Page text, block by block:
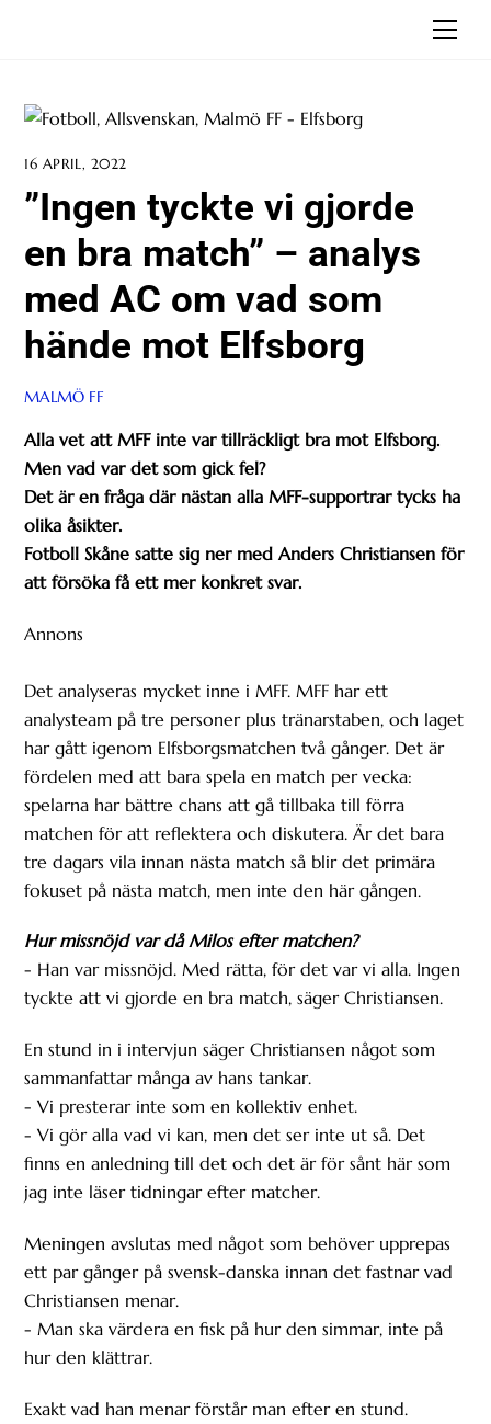
16 APRIL, 2022
”Ingen tyckte vi gjorde
en bra match” – analys
med AC om vad som
hände mot Elfsborg
MALMÖ FF
Alla vet att MFF inte var tillräckligt bra mot Elfsborg.
Men vad var det som gick fel?
Det är en fråga där nästan alla MFF-supportrar tycks ha
olika åsikter.
Fotboll Skåne satte sig ner med Anders Christiansen för
att försöka få ett mer konkret svar.
Annons
Det analyseras mycket inne i MFF. MFF har ett
analysteam på tre personer plus tränarstaben, och laget
har gått igenom Elfsborgsmatchen två gånger. Det är
fördelen med att bara spela en match per vecka:
spelarna har bättre chans att gå tillbaka till förra
matchen för att reflektera och diskutera. Är det bara
tre dagars vila innan nästa match så blir det primära
fokuset på nästa match, men inte den här gången.
Hur missnöjd var då Milos efter matchen?
- Han var missnöjd. Med rätta, för det var vi alla. Ingen
tyckte att vi gjorde en bra match, säger Christiansen.
En stund in i intervjun säger Christiansen något som
sammanfattar många av hans tankar.
- Vi presterar inte som en kollektiv enhet.
- Vi gör alla vad vi kan, men det ser inte ut så. Det
finns en anledning till det och det är för sånt här som
jag inte läser tidningar efter matcher.
Meningen avslutas med något som behöver upprepas
ett par gånger på svensk-danska innan det fastnar vad
Christiansen menar.
- Man ska värdera en fisk på hur den simmar, inte på
hur den klättrar.
Exakt vad han menar förstår man efter en stund.